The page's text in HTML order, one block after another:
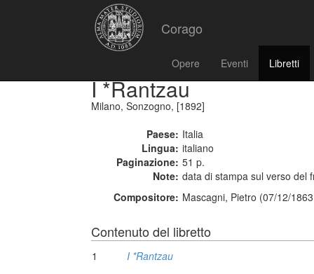
Corago
Opere Eventi Libretti
I *Rantzau
Milano, Sonzogno, [1892]
Paese: Italia
Lingua: italiano
Paginazione: 51 p.
Note: data di stampa sul verso del
Compositore: Mascagni, Pietro (07/12/
Contenuto del libretto
1 I *Rantzau